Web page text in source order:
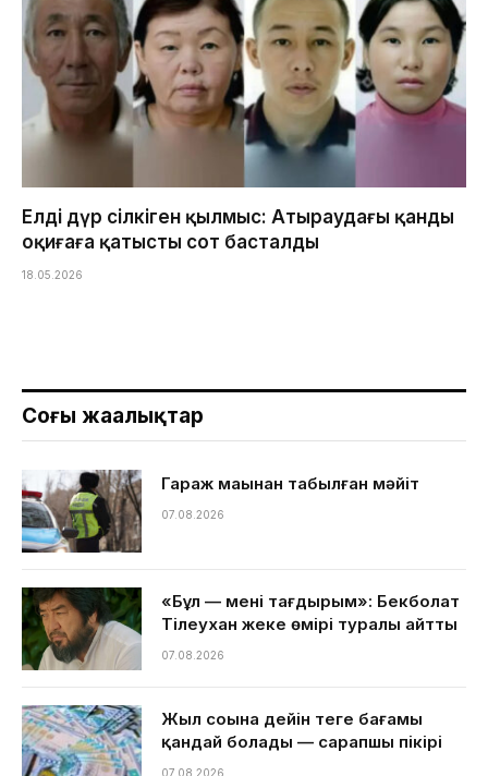
Елді дүр сілкіген қылмыс: Атыраудағы қанды
оқиғаға қатысты сот басталды
18.05.2026
Соңғы жаңалықтар
Гараж маңынан табылған мәйіт
07.08.2026
«Бұл — менің тағдырым»: Бекболат
Тілеухан жеке өмірі туралы айтты
07.08.2026
Жыл соңына дейін теңге бағамы
қандай болады — сарапшы пікірі
07.08.2026